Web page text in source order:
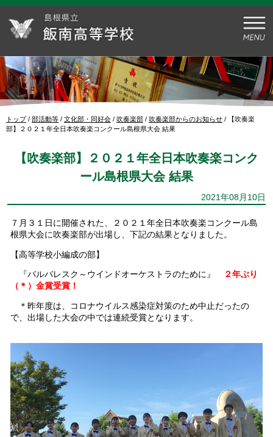
このページの本文へ
現
在
トップ/ 部活動等 / 文化部・同好会 / 吹奏楽部 / 吹奏楽部からのお知らせ /
【吹奏楽
部】２０２１年全日本吹奏楽コンクール島根県大会 結果
【吹奏楽部】２０２１年全日本吹奏楽コンク
ール島根県大会 結果
2021年08月10日
７月３１日に開催された、２０２１年全日本吹奏楽コンクール島
根県大会に吹奏楽部が出場し、下記の結果となりました。
【高等学校小編成の部】
『バルバレスク～ウインドオーケストラのために』
２年ぶり
（＊）金賞受賞！
＊昨年度は、コロナウイルス感染症対策のため中止だったの
で、出場した大会の中では連続受賞となります。